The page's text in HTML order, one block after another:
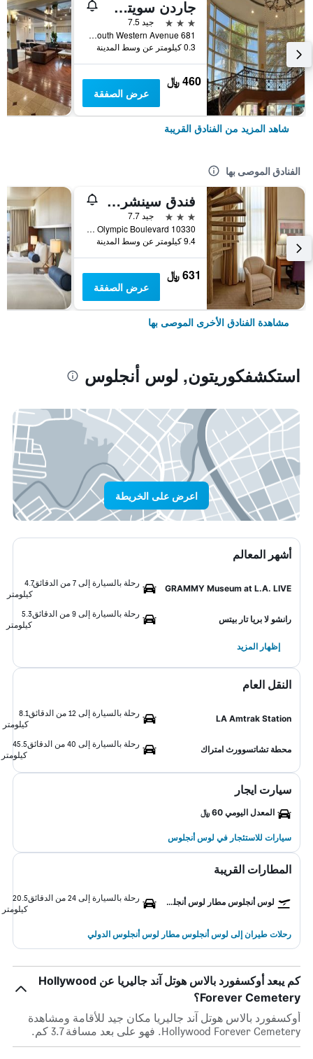
جاردن سويتس هوتل
3 نجوم
جيد 7.5
681 South Western Avenue, لوس أنجلوس, CA, الولايات المتحدة الأميريكية
0.3 كيلومتر عن وسط المدينة
460 ﷼
عرض الصفقة
شاهد المزيد من الفنادق القريبة
الفنادق الموصى بها
فندق سينشري بارك إل إيه
3 نجوم
جيد 7.7
10330 West Olympic Boulevard, لوس أنجلوس, CA, الولايات المتحدة الأميريكية
9.4 كيلومتر عن وسط المدينة
631 ﷼
عرض الصفقة
مشاهدة الفنادق الأخرى الموصى بها
استكشفكوريتون, لوس أنجلوس
اعرض على الخريطة
أشهر المعالم
GRAMMY Museum at L.A. LIVE
رحلة بالسيارة إلى 7 من الدقائق
4.7
كيلومتر
رانشو لا بريا تار بيتس
رحلة بالسيارة إلى 9 من الدقائق
5.3
كيلومتر
إظهار المزيد
النقل العام
LA Amtrak Station
رحلة بالسيارة إلى 12 من الدقائق
8.1
كيلومتر
محطة تشاتسوورث امتراك
رحلة بالسيارة إلى 40 من الدقائق
45.5
كيلومتر
سيارت ايجار
المعدل اليومي 60 ﷼
سيارات للاستئجار في لوس أنجلوس
المطارات القريبة
لوس أنجلوس مطار لوس أنجلوس الدولي رحلة بالسيارة إلى 24 من الدقائق
20.5
كيلومتر
رحلات طيران إلى لوس أنجلوس مطار لوس أنجلوس الدولي
كم يبعد أوكسفورد بالاس هوتل آند جاليريا عن Hollywood
Forever Cemetery؟
أوكسفورد بالاس هوتل آند جاليريا مكان جيد للأقامة ومشاهدة
Hollywood Forever Cemetery. فهو على بعد مسافة 3.7 كم.